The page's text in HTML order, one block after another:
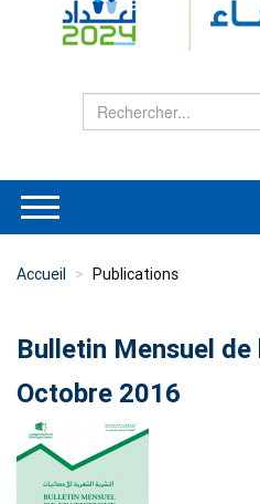
Accueil Publications
Bulletin Mensuel
Octobre 2016